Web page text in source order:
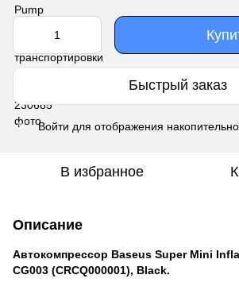
Быстрый заказ
% Войти для отображения
В избранное
Описание
Автокомпрессор Baseus Super Mini
CG003 (CRCQ000001), Black.